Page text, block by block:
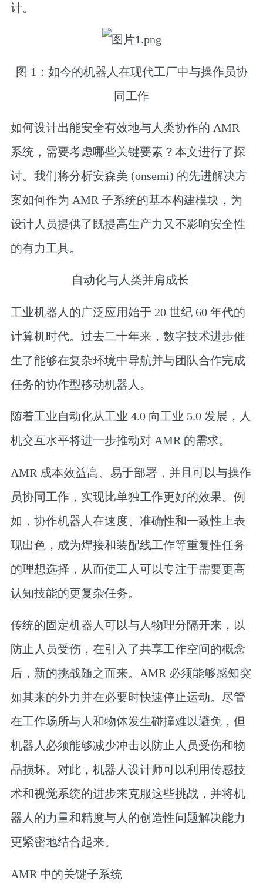
计。
图 1：如今的机器人在现代工厂中与操作员协
同工作
如何设计出能安全有效地与人类协作的 AMR
系统，需要考虑哪些关键要素？本文进行了探
讨。我们将分析安森美 (onsemi) 的先进解决方
案如何作为 AMR 子系统的基本构建模块，为
设计人员提供了既提高生产力又不影响安全性
的有力工具。
自动化与人类并肩成长
工业机器人的广泛应用始于 20 世纪 60 年代的
计算机时代。过去二十年来，数字技术进步催
生了能够在复杂环境中导航并与团队合作完成
任务的协作型移动机器人。
随着工业自动化从工业 4.0 向工业 5.0 发展，人
机交互水平将进一步推动对 AMR 的需求。
AMR 成本效益高、易于部署，并且可以与操作
员协同工作，实现比单独工作更好的效果。例
如，协作机器人在速度、准确性和一致性上表
现出色，成为焊接和装配线工作等重复性任务
的理想选择，从而使工人可以专注于需要更高
认知技能的更复杂任务。
传统的固定机器人可以与人物理分隔开来，以
防止人员受伤，在引入了共享工作空间的概念
后，新的挑战随之而来。AMR 必须能够感知突
如其来的外力并在必要时快速停止运动。尽管
在工作场所与人和物体发生碰撞难以避免，但
机器人必须能够减少冲击以防止人员受伤和物
品损坏。对此，机器人设计师可以利用传感技
术和视觉系统的进步来克服这些挑战，并将机
器人的力量和精度与人的创造性问题解决能力
更紧密地结合起来。
AMR 中的关键子系统